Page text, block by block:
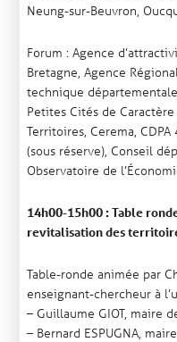
Neung-sur-Beuvron,
Forum : Agence
Bretagne, Agence
technique
Petites Cités de
Territoires, Cerema,
(sous réserve), Conseil
Observatoire de
14h00-15h00 : Table
revitalisation des
Table-ronde animée par
enseignant-chercheur à
– Guillaume GIOT, maire
– Bernard ESPUGNA,